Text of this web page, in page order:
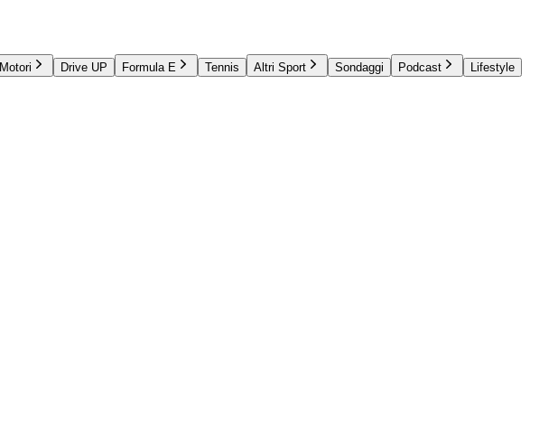
Motori Drive UP Formula E Tennis Altri Sport Sondaggi Podcast
Lifestyle